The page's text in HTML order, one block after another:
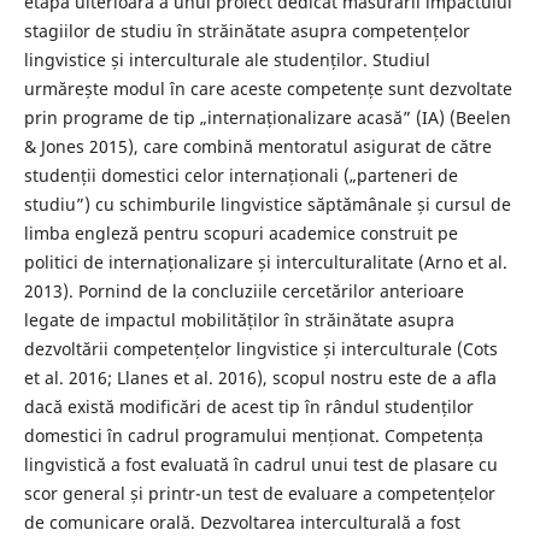
stagiilor de studiu în străinătate asupra competențelor
lingvistice și interculturale ale studenților. Studiul
urmărește modul în care aceste competențe sunt dezvoltate
prin programe de tip „internaționalizare acasă” (IA) (Beelen
& Jones 2015), care combină mentoratul asigurat de către
studenții domestici celor internaționali („parteneri de
studiu”) cu schimburile lingvistice săptămânale și cursul de
limba engleză pentru scopuri academice construit pe
politici de internaționalizare și interculturalitate (Arno et al.
2013). Pornind de la concluziile cercetărilor anterioare
legate de impactul mobilităților în străinătate asupra
dezvoltării competențelor lingvistice și interculturale (Cots
et al. 2016; Llanes et al. 2016), scopul nostru este de a afla
dacă există modificări de acest tip în rândul studenților
domestici în cadrul programului menționat. Competența
lingvistică a fost evaluată în cadrul unui test de plasare cu
scor general și printr-un test de evaluare a competențelor
de comunicare orală. Dezvoltarea interculturală a fost